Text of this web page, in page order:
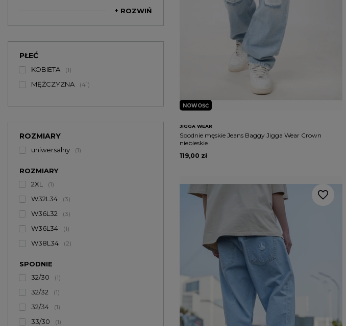
+ ROZWIŃ
PŁEĆ
KOBIETA 1
MĘŻCZYZNA 41
ROZMIARY
uniwersalny 1
ROZMIARY
2XL
1
W32L34 3
W36L32 3
W36L34 1
W38L34 2
SPODNIE
32/30
1
32/32 1
32/34 1
33/30 1
NOWOŚĆ
JIGGA WEAR
Spodnie męskie Jeans Baggy Jigga Wear Crown
niebieskie
119,00 zł